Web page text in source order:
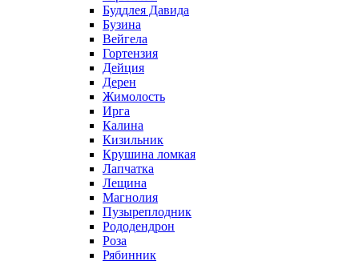
Буддлея Давида
Бузина
Вейгела
Гортензия
Дейция
Дерен
Жимолость
Ирга
Калина
Кизильник
Крушина ломкая
Лапчатка
Лещина
Магнолия
Пузыреплодник
Рододендрон
Роза
Рябинник